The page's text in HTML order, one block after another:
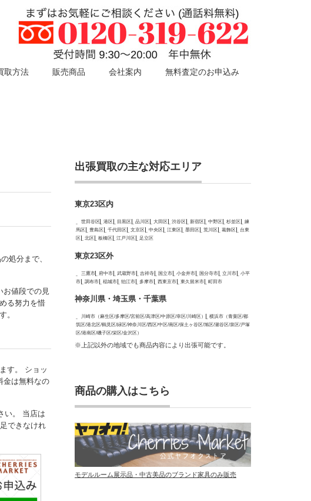
取方法 販売商品 会社案内 無料査定のお申込み
処分まで、
お値段での見
る努力を惜
。
す。 ショッ
金は無料なの
い。 当店は
できなけれ
出張買取の主な対応エリア
東京23区内
世田谷区 港区 目黒区 品川区 大田区 渋谷区 新宿区 中野区 杉並区
練
馬区
豊島区 千代田区 文京区 中央区 江東区 墨田区 荒川区 葛飾区
台東
区
北区 板橋区 江戸川区 足立区
東京23区外
三鷹市 府中市 武蔵野市 吉祥寺 国立市 小金井市 国分寺市 立川市
小平
市
調布市 稲城市 狛江市 多摩市 西東京市 東久留米市 町田市
神奈川県・埼玉県・千葉県
川崎市（麻生区/多摩区/宮前区/高津区/中原区/幸区/川崎区）
横浜市（青葉区/都
筑区/港北区/鶴見区/緑区/神奈川区/西区/中区/南区/保土ヶ谷区/旭区/瀬谷区/泉区/戸塚
区/港南区/磯子区/栄区/金沢区）
※上記以外の地域でも商品内容により出張可能です。
商品の購入はこちら
モデルルーム展示品・中古美品のブランド家具のみ販売